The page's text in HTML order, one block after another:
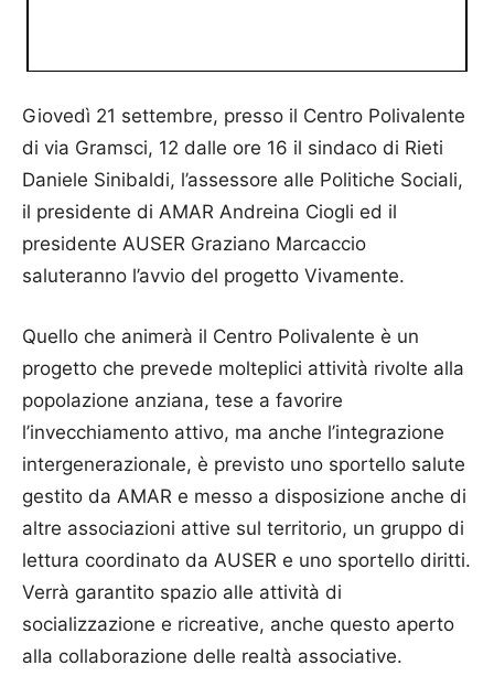
Giovedì 21 settembre, presso il Centro Polivalente
di via Gramsci, 12 dalle ore 16 il sindaco di Rieti
Daniele Sinibaldi, l’assessore alle Politiche Sociali,
il presidente di AMAR Andreina Ciogli ed il
presidente AUSER Graziano Marcaccio
saluteranno l’avvio del progetto Vivamente.
Quello che animerà il Centro Polivalente è un
progetto che prevede molteplici attività rivolte alla
popolazione anziana, tese a favorire
l’invecchiamento attivo, ma anche l’integrazione
intergenerazionale, è previsto uno sportello salute
gestito da AMAR e messo a disposizione anche di
altre associazioni attive sul territorio, un gruppo di
lettura coordinato da AUSER e uno sportello diritti.
Verrà garantito spazio alle attività di
socializzazione e ricreative, anche questo aperto
alla collaborazione delle realtà associative.